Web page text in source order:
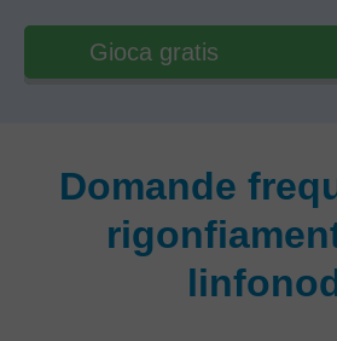
Gioca gratis
Domande